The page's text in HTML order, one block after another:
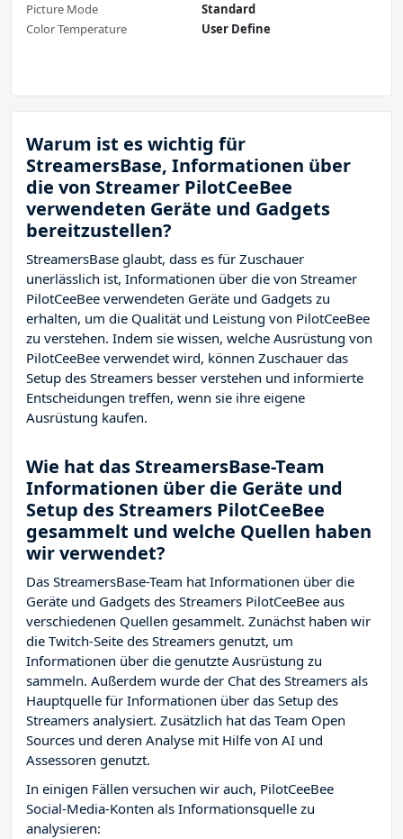
Picture Mode
Standard
Color Temperature
User Define
Warum ist es wichtig für
StreamersBase, Informationen über
die von Streamer PilotCeeBee
verwendeten Geräte und Gadgets
bereitzustellen?
StreamersBase glaubt, dass es für Zuschauer
unerlässlich ist, Informationen über die von Streamer
PilotCeeBee verwendeten Geräte und Gadgets zu
erhalten, um die Qualität und Leistung von PilotCeeBee
zu verstehen. Indem sie wissen, welche Ausrüstung von
PilotCeeBee verwendet wird, können Zuschauer das
Setup des Streamers besser verstehen und informierte
Entscheidungen treffen, wenn sie ihre eigene
Ausrüstung kaufen.
Wie hat das StreamersBase-Team
Informationen über die Geräte und
Setup des Streamers PilotCeeBee
gesammelt und welche Quellen haben
wir verwendet?
Das StreamersBase-Team hat Informationen über die
Geräte und Gadgets des Streamers PilotCeeBee aus
verschiedenen Quellen gesammelt. Zunächst haben wir
die Twitch-Seite des Streamers genutzt, um
Informationen über die genutzte Ausrüstung zu
sammeln. Außerdem wurde der Chat des Streamers als
Hauptquelle für Informationen über das Setup des
Streamers analysiert. Zusätzlich hat das Team Open
Sources und deren Analyse mit Hilfe von AI und
Assessoren genutzt.
In einigen Fällen versuchen wir auch, PilotCeeBee
Social-Media-Konten als Informationsquelle zu
analysieren: